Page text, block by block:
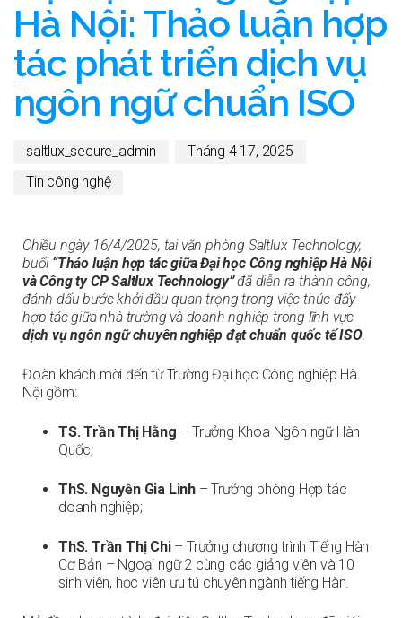
Hà Nội: Thảo luận hợp
tác phát triển dịch vụ
ngôn ngữ chuẩn ISO
saltlux_secure_admin Tháng 4 17, 2025
Tin công nghệ
Chiều ngày 16/4/2025, tại văn phòng Saltlux Technology,
buổi “Thảo luận hợp tác giữa Đại học Công nghiệp Hà Nội
và Công ty CP Saltlux Technology”đã diễn ra thành công,
đánh dấu bước khởi đầu quan trọng trong việc thúc đẩy
hợp tác giữa nhà trường và doanh nghiệp trong lĩnh vực
dịch vụ ngôn ngữ chuyên nghiệp đạt chuẩn quốc tế ISO.
Đoàn khách mời đến từ Trường Đại học Công nghiệp Hà
Nội gồm:
TS. Trần Thị Hằng – Trưởng Khoa Ngôn ngữ Hàn
Quốc;
ThS. Nguyễn Gia Linh – Trưởng phòng Hợp tác
doanh nghiệp;
ThS. Trần Thị Chi– Trưởng chương trình Tiếng Hàn
Cơ Bản – Ngoại ngữ 2 cùng các giảng viên và 10
sinh viên, học viên ưu tú chuyên ngành tiếng Hàn.